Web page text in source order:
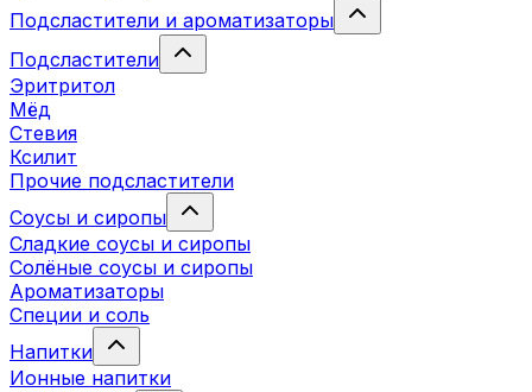
Подсластители и ароматизаторы
Подсластители
Эритритол
Мёд
Стевия
Ксилит
Прочие подсластители
Соусы и сиропы
Сладкие соусы и сиропы
Солёные соусы и сиропы
Ароматизаторы
Специи и соль
Напитки
Ионные напитки